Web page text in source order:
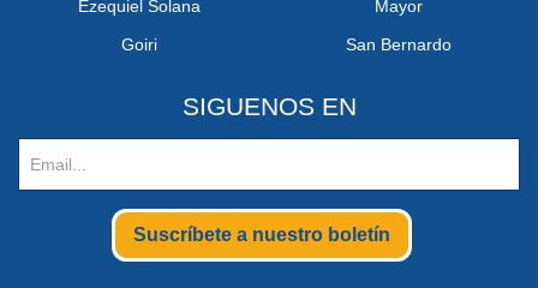
Ezequiel Solana
Goiri
Mayor
San Bernardo
SIGUENOS EN
Suscríbete a nuestro boletín